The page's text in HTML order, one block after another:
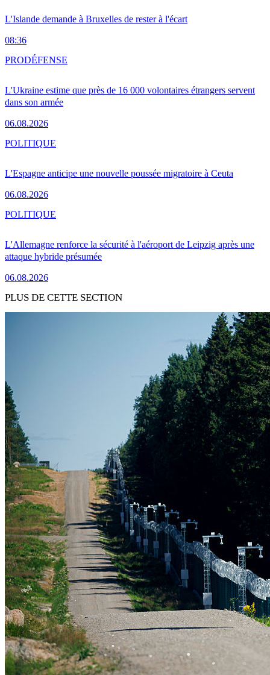
L'Islande demande à Bruxelles de rester à l'écart
08:36
L'Ukraine estime que près de 16 000 volontaires étrangers servent
dans son armée
06.08.2026
PRODÉFENSE
L'Espagne anticipe une nouvelle poussée migratoire à Ceuta
06.08.2026
POLITIQUE
L'Allemagne renforce la sécurité à l'aéroport de Leipzig après une
attaque hybride présumée
06.08.2026
POLITIQUE
PLUS DE CETTE SECTION